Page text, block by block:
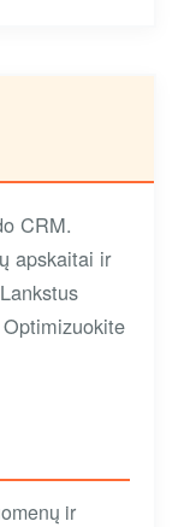
CRM.
apskaitai ir
ir